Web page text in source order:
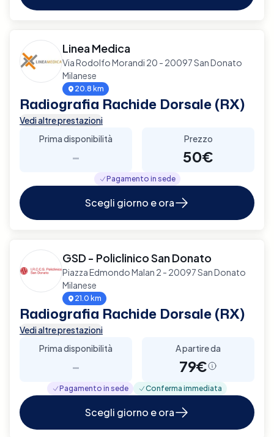
Linea Medica
Via Rodolfo Morandi 20 - 20097 San Donato
Milanese
20.8 km
Radiografia Rachide Dorsale (RX)
Vedi altre prestazioni
Prima disponibilità
-
Prezzo
50€
Pagamento in sede
Scegli giorno e ora
GSD - Policlinico San Donato
Piazza Edmondo Malan 2 - 20097 San Donato
Milanese
21.0 km
Radiografia Rachide Dorsale (RX)
Vedi altre prestazioni
Prima disponibilità
-
A partire da
79€
Pagamento in sede Conferma immediata
Scegli giorno e ora